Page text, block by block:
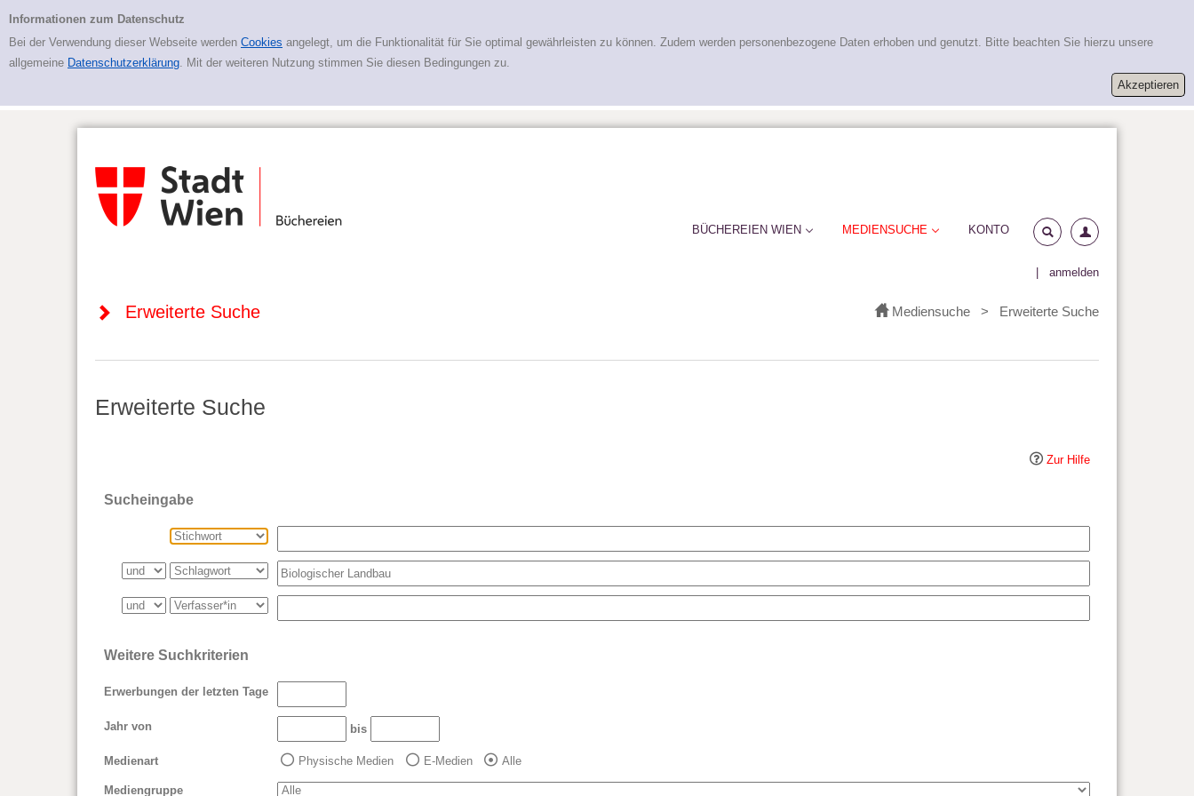
Erweiterte Suche
Informationen zum Datenschutz
Bei der Verwendung dieser Webseite werden Cookies angelegt, um die Funktionalität für Sie optimal gewährleisten zu können. Zudem werden personenbezogene Daten erhoben und genutzt. Bitte beachten Sie hierzu unsere
allgemeine Datenschutzerklärung. Mit der weiteren Nutzung stimmen Sie diesen Bedingungen zu.
anmelden
BÜCHEREIEN WIEN MEDIENSUCHE KONTO
Erweiterte Suche Mediensuche > Erweiterte Suche
Erweiterte Suche
Zur Hilfe
Sucheingabe
Weitere Suchkriterien
Erwerbungen der letzten Tage
Jahr von bis
Medienart Physische Medien E-Medien Alle
Mediengruppe